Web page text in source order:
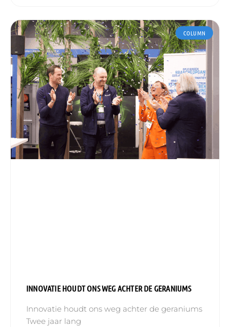
COLUMN
INNOVATIE HOUDT ONS WEG ACHTER DE GERANIUMS
Innovatie houdt ons weg achter de geraniums
Twee jaar lang